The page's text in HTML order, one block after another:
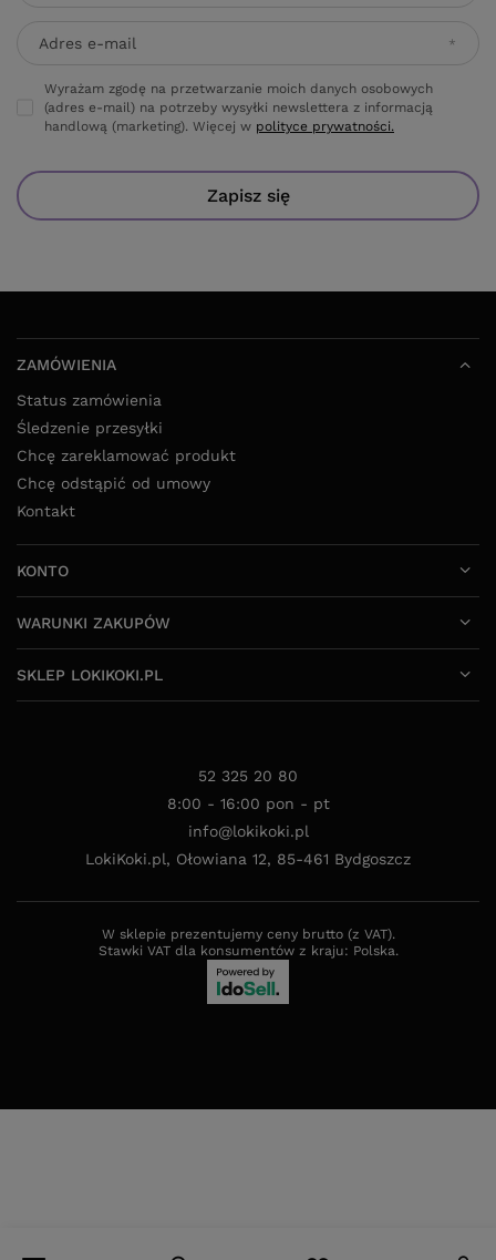
Adres e-mail
Wyrażam zgodę na przetwarzanie moich danych osobowych
(adres e-mail) na potrzeby wysyłki newslettera z informacją
handlową (marketing). Więcej w polityce prywatności.
Zapisz się
ZAMÓWIENIA
Status zamówienia
Śledzenie przesyłki
Chcę zareklamować produkt
Chcę odstąpić od umowy
Kontakt
KONTO
WARUNKI ZAKUPÓW
SKLEP LOKIKOKI.PL
52 325 20 80
8:00 - 16:00 pon - pt
info@lokikoki.pl
LokiKoki.pl, Ołowiana 12, 85-461 Bydgoszcz
W sklepie prezentujemy ceny brutto (z VAT).
Stawki VAT dla konsumentów z kraju: Polska.